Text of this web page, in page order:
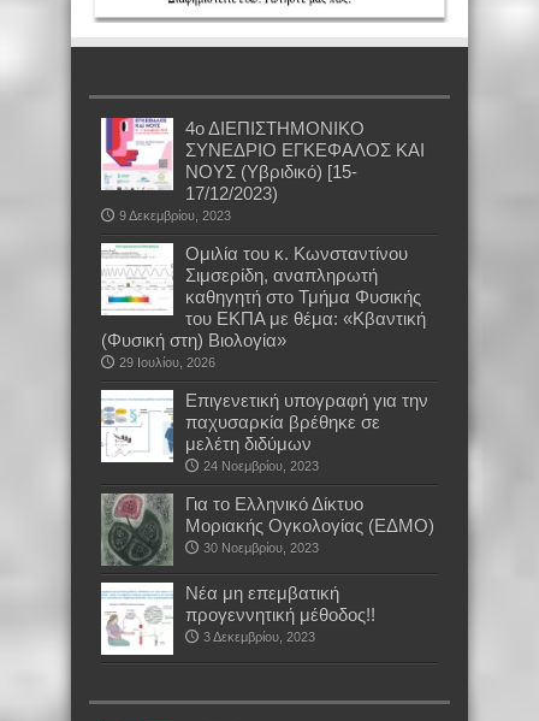
4ο ΔΙΕΠΙΣΤΗΜΟΝΙΚΟ
ΣΥΝΕΔΡΙΟ ΕΓΚΕΦΑΛΟΣ ΚΑΙ
ΝΟΥΣ (Υβριδικό) [15-
17/12/2023)
9 Δεκεμβρίου, 2023
Oμιλία του κ. Κωνσταντίνου
Σιμσερίδη, αναπληρωτή
καθηγητή στο Τμήμα Φυσικής
του ΕΚΠΑ με θέμα: «Κβαντική
(Φυσική στη) Βιολογία»
29 Ιουλίου, 2026
Επιγενετική υπογραφή για την
παχυσαρκία βρέθηκε σε
μελέτη διδύμων
24 Νοεμβρίου, 2023
Για το Ελληνικό Δίκτυο
Μοριακής Ογκολογίας (ΕΔΜΟ)
30 Νοεμβρίου, 2023
Νέα μη επεμβατική
προγεννητική μέθοδος!!
3 Δεκεμβρίου, 2023